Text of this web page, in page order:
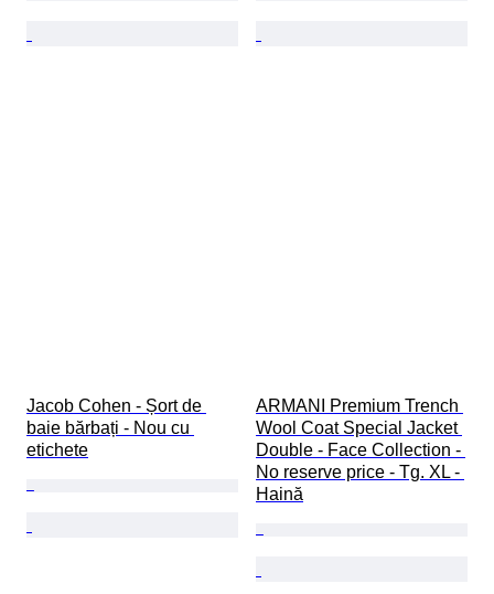
Jacob Cohen - Șort de
baie bărbați - Nou cu
etichete
ARMANI Premium Trench
Wool Coat Special Jacket
Double - Face Collection -
No reserve price - Tg. XL -
Haină